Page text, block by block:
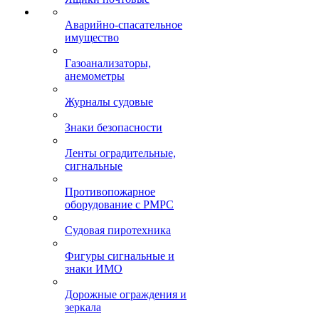
Аварийно-спасательное
имущество
Газоанализаторы,
анемометры
Журналы судовые
Знаки безопасности
Ленты оградительные,
сигнальные
Противопожарное
оборудование с РМРС
Судовая пиротехника
Фигуры сигнальные и
знаки ИМО
Дорожные ограждения и
зеркала